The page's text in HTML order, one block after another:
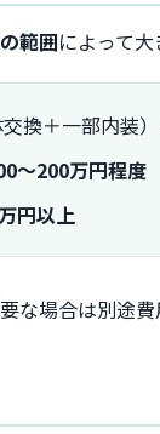
範囲によって
換＋一部内装
〜200万円程度
円以上
場合は別途費